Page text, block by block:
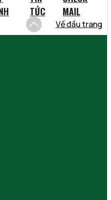
TỨC
MAIL
Về đầu trang